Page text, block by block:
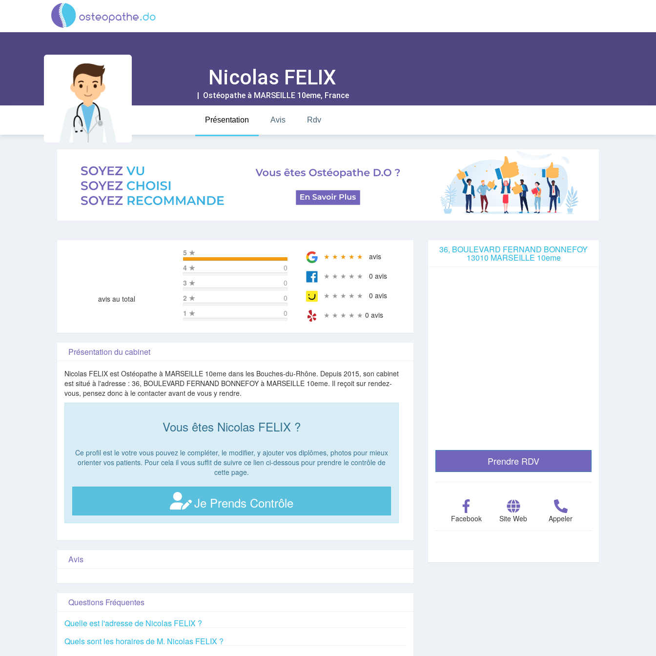
Nicolas FELIX
| Ostéopathe à MARSEILLE 10eme, France
Présentation Avis Rdv
avis au total
5 ★
4 ★
0
3 ★
0
2 ★
0
1 ★ 0
★ ★ ★ ★ ★ avis
★ ★ ★ ★ ★ 0 avis
★ ★ ★ ★ ★ 0 avis
★ ★ ★ ★ ★ 0 avis
Présentation du cabinet
Nicolas FELIX est Ostéopathe à MARSEILLE 10eme dans les Bouches-du-Rhône. Depuis 2015, son cabinet
est situé à l'adresse : 36, BOULEVARD FERNAND BONNEFOY à MARSEILLE 10eme. Il reçoit sur rendez-
vous, pensez donc à le contacter avant de vous y rendre.
Vous êtes Nicolas FELIX ?
Ce profil est le votre vous pouvez le compléter, le modifier, y ajouter vos diplômes, photos pour mieux
orienter vos patients. Pour cela il vous suffit de suivre ce lien ci-dessous pour prendre le contrôle de
cette page.
Je Prends Contrôle
Avis
Questions Fréquentes
Quelle est l'adresse de Nicolas FELIX ?
Quels sont les horaires de M. Nicolas FELIX ?
36, BOULEVARD FERNAND BONNEFOY
13010 MARSEILLE 10eme
Prendre RDV
Facebook Site Web Appeler